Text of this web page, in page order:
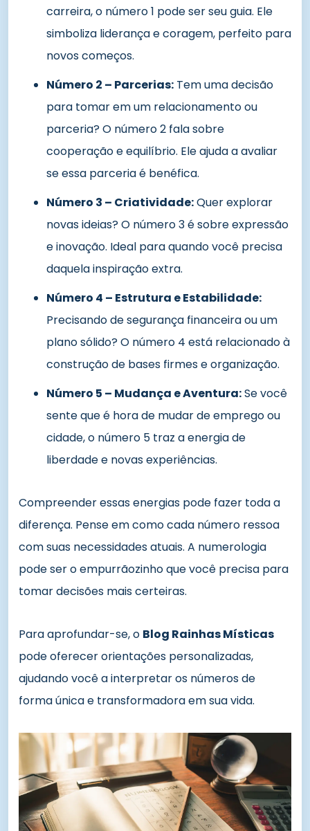
carreira, o número 1 pode ser seu guia. Ele
simboliza liderança e coragem, perfeito para
novos começos.
Número 2 – Parcerias: Tem uma decisão
para tomar em um relacionamento ou
parceria? O número 2 fala sobre
cooperação e equilíbrio. Ele ajuda a avaliar
se essa parceria é benéfica.
Número 3 – Criatividade:Quer explorar
novas ideias? O número 3 é sobre expressão
e inovação. Ideal para quando você precisa
daquela inspiração extra.
Número 4 – Estrutura e Estabilidade:
Precisando de segurança financeira ou um
plano sólido? O número 4 está relacionado à
construção de bases firmes e organização.
Número 5 – Mudança e Aventura:Se você
sente que é hora de mudar de emprego ou
cidade, o número 5 traz a energia de
liberdade e novas experiências.
Compreender essas energias pode fazer toda a
diferença. Pense em como cada número ressoa
com suas necessidades atuais. A numerologia
pode ser o empurrãozinho que você precisa para
tomar decisões mais certeiras.
Para aprofundar-se, o Blog Rainhas Místicas
pode oferecer orientações personalizadas,
ajudando você a interpretar os números de
forma única e transformadora em sua vida.